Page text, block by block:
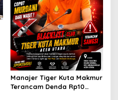
Manajer Tiger Kuta Makmur
Terancam Denda Rp10